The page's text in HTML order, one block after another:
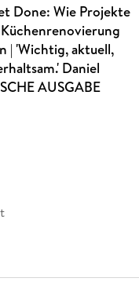
Done: Wie Projekte
| 'Wichtig, aktuell,
Daniel
AUSGABE